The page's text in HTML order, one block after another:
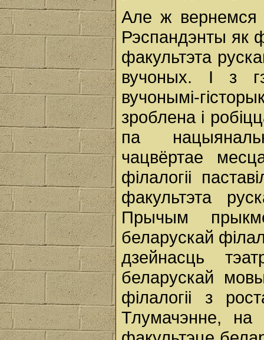
Але ж вернемся
Рэспандэнты як
факультэта
вучоных. I з
вучонымі-
зроблена і
па
чацвёртае
філалогіі
факультэта
Прычым
беларускай
дзейнасць
беларускай
філалогіі з
Тлумачэнне, на